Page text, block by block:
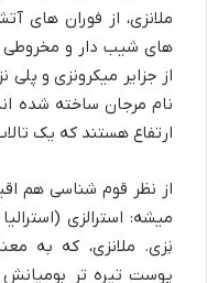
ملانزی، از فوران های
های شیب دار و مخروطی
از جزایر میکرونزی و
نام مرجان ساخته شده
ارتفاع هستند که یک
از نظر قوم شناسی هم
میشه: استرالزی
نِزی. ملانزی، که به
پوست تیره تر بومیانش